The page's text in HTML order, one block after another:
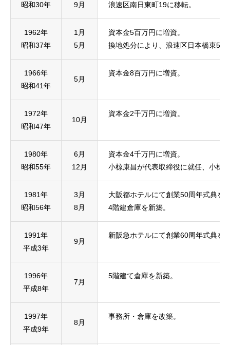
昭和30年
9月
浪速区南日東町19に移転。
1962年
昭和37年
1月
5月
資本金5百万円に増資。
換地処分により、浪速区日本橋東5-
1966年
昭和41年
5月
資本金8百万円に増資。
1972年
昭和47年
10月
資本金2千万円に増資。
1980年
昭和55年
6月
12月
資本金4千万円に増資。
小椋康昌が代表取締役に就任、小椋
1981年
昭和56年
3月
8月
大阪都ホテルにて創業50周年式典を
4階建倉庫を新築。
1991年
平成3年
9月
新阪急ホテルにて創業60周年式典を
1996年
平成8年
7月
5階建て倉庫を新築。
1997年
平成9年
8月
事務所・倉庫を改築。